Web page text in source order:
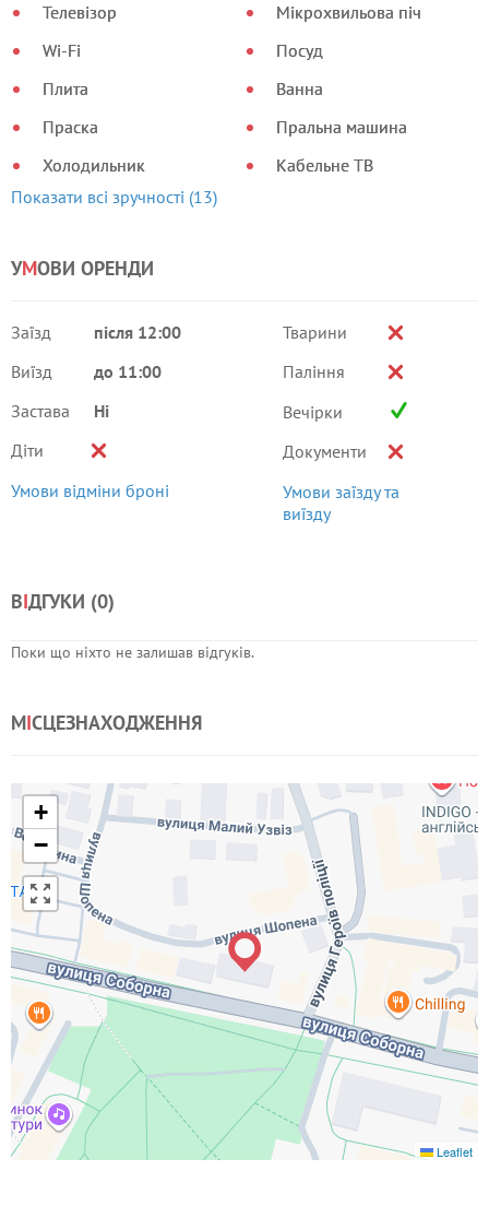
Телевізор
Wi-Fi
Плита
Праска
Холодильник
Мікрохвильова піч
Посуд
Ванна
Пральна машина
Кабельне ТВ
Показати всі зручності (13)
УМОВИ ОРЕНДИ
Заїзд
після 12:00
Виїзд
до 11:00
Застава
Ні
Діти
Умови відміни броні
Тварини
Паління
Вечірки
Документи
Умови заїзду та
виїзду
ВІДГУКИ (0)
Поки що ніхто не залишав відгуків.
МІСЦЕЗНАХОДЖЕННЯ
+
−
Leaflet